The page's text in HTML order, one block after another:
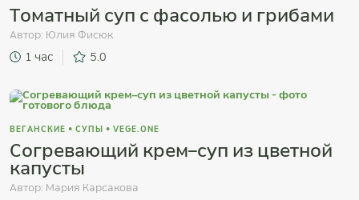
Томатный суп с фасолью и грибами
Автор: Юлия Фисюк
1 час 5.0
ВЕГАНСКИЕ • СУПЫ • VEGE.ONE
Согревающий крем–суп из цветной
капусты
Автор: Мария Карсакова